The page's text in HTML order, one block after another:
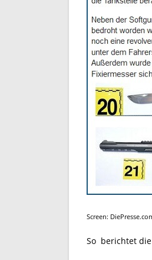
Screen:
So berichtet